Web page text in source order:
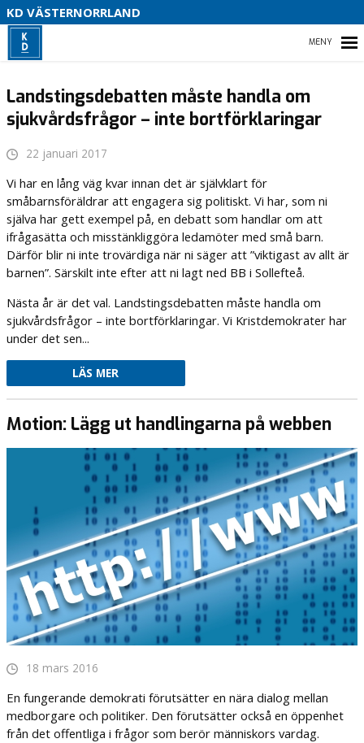
KD VÄSTERNORRLAND
VÅR POLITIK
PARTIDISTRIKTET
ENGAGERA DIG
MEDIA
Landstingsdebatten måste handla om
sjukvårdsfrågor – inte bortförklaringar
22 januari 2017
Vi har en lång väg kvar innan det är självklart för
småbarnsföräldrar att engagera sig politiskt. Vi har, som ni
själva har gett exempel på, en debatt som handlar om att
ifrågasätta och misstänkliggöra ledamöter med små barn.
Därför blir ni inte trovärdiga när ni säger att ”viktigast av allt är
barnen”. Särskilt inte efter att ni lagt ned BB i Sollefteå.
Nästa år är det val. Landstingsdebatten måste handla om
sjukvårdsfrågor – inte bortförklaringar. Vi Kristdemokrater har
under det sen...
LÄS MER
Motion: Lägg ut handlingarna på webben
18 mars 2016
En fungerande demokrati förutsätter en nära dialog mellan
medborgare och politiker. Den förutsätter också en öppenhet
från det offentliga i frågor som berör människors vardag.